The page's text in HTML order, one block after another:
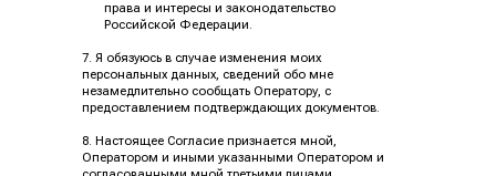
права и интересы и законодательство
Российской Федерации.
7. Я обязуюсь в случае изменения моих
персональных данных, сведений обо мне
незамедлительно сообщать Оператору, с
предоставлением подтверждающих документов.
8. Настоящее Согласие признается мной,
Оператором и иными указанными Оператором и